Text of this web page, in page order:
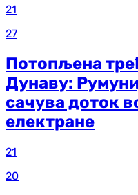
21
27
Потопљена
Дунаву:
сачува доток
електране
21
20